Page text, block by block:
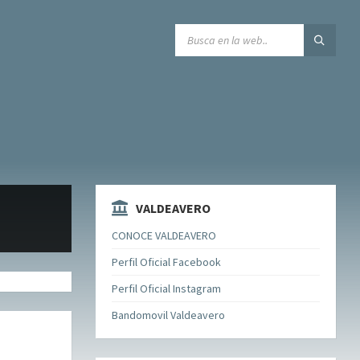
VALDEAVERO
CONOCE VALDEAVERO
Perfil Oficial Facebook
Perfil Oficial Instagram
Bandomovil Valdeavero